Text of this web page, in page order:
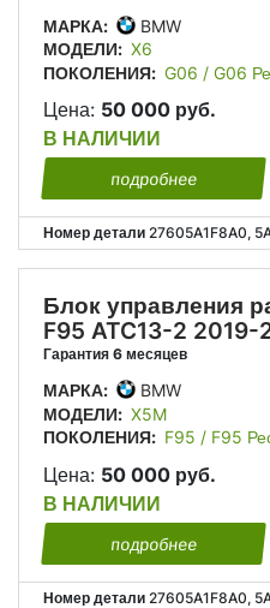
МАРКА:
BMW
МОДЕЛИ: X6
ПОКОЛЕНИЯ: G06 / G06
Цена: 50 000 руб.
В НАЛИЧИИ
подробнее
Номер детали 27605A1F8A0,
Блок управления
F95 ATC13-2 2019-
Гарантия 6 месяцев
МАРКА:
BMW
МОДЕЛИ: X5M
ПОКОЛЕНИЯ: F95 / F95
Цена: 50 000 руб.
В НАЛИЧИИ
подробнее
Номер детали 27605A1F8A0,